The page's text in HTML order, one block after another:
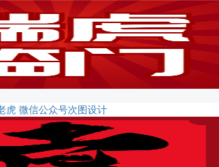
虎 微信公众号次图设计